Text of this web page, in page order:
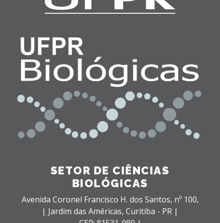
SETOR DE CIÊNCIAS
BIOLÓGICAS
Avenida Coronel Francisco H. dos Santos, nº 100,
| Jardim das Américas, Curitiba - PR |